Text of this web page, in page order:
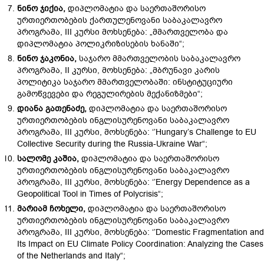
ნინო ჯიქია, დიპლომატია და საერთაშორისო
ურთიერთობების ქართულენოვანი საბაკალავრო
პროგრამა, III კურსი მოხსენება: „მმართველობა და
დიპლომატია პოლიკრიზისების ხანაში“;
ნინო ჯაკონია, საჯარო მმართველობის საბაკალავრო
პროგრამა, II კურსი, მოხსენება: „მბრუნავი კარის
პოლიტიკა საჯარო მმართველობაში: ინსტიტუციური
გამოწვევები და რეგულირების მექანიზმები“;
დიანა გათენაძე, დიპლომატია და საერთაშორისო
ურთიერთობების ინგლისურენოვანი საბაკალავრო
პროგრამა, III კურსი, მოხსენება: ‘’Hungary’s Challenge to EU
Collective Security during the Russia-Ukraine War“;
სალომე კაშია, დიპლომატია და საერთაშორისო
ურთიერთობების ინგლისურენოვანი საბაკალავრო
პროგრამა, III კურსი, მოხსენება: ‘’Energy Dependence as a
Geopolitical Tool in Times of Polycrisis“;
მარიამ ჩოხელი, დიპლომატია და საერთაშორისო
ურთიერთობების ინგლისურენოვანი საბაკალავრო
პროგრამა, III კურსი, მოხსენება: ‘’Domestic Fragmentation and
Its Impact on EU Climate Policy Coordination: Analyzing the Cases
of the Netherlands and Italy“;